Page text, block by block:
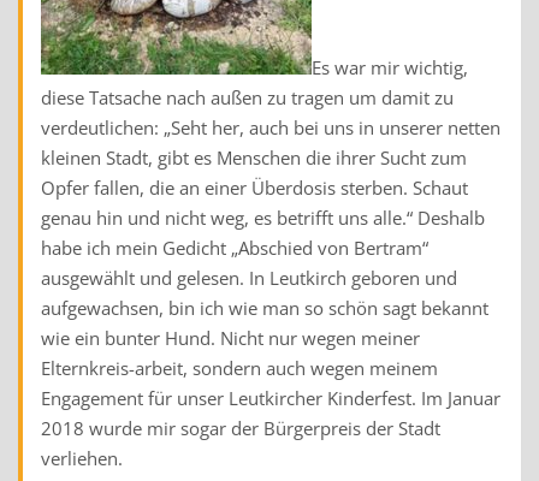
Es war mir wichtig,
diese Tatsache nach außen zu tragen um damit zu
verdeutlichen: „Seht her, auch bei uns in unserer netten
kleinen Stadt, gibt es Menschen die ihrer Sucht zum
Opfer fallen, die an einer Überdosis sterben. Schaut
genau hin und nicht weg, es betrifft uns alle.“ Deshalb
habe ich mein Gedicht „Abschied von Bertram“
ausgewählt und gelesen. In Leutkirch geboren und
aufgewachsen, bin ich wie man so schön sagt bekannt
wie ein bunter Hund. Nicht nur wegen meiner
Elternkreis-arbeit, sondern auch wegen meinem
Engagement für unser Leutkircher Kinderfest. Im Januar
2018 wurde mir sogar der Bürgerpreis der Stadt
verliehen.